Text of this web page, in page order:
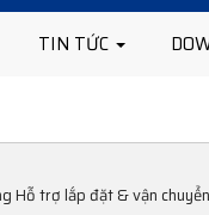
TIN TỨC
Hỗ trợ lắp đặt & vận